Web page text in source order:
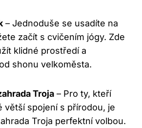
– Jednoduše se usadíte na
začít s cvičením jógy. Zde
klidné prostředí a
shonu velkoměsta.
Troja – Pro ty, kteří
větší spojení s přírodou, je
Troja perfektní volbou.